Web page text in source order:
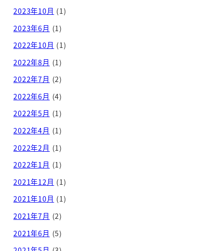
2023年10月 (1)
2023年6月 (1)
2022年10月 (1)
2022年8月 (1)
2022年7月 (2)
2022年6月 (4)
2022年5月 (1)
2022年4月 (1)
2022年2月 (1)
2022年1月 (1)
2021年12月 (1)
2021年10月 (1)
2021年7月 (2)
2021年6月 (5)